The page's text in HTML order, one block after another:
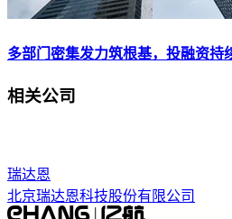
多部门密集发力筑根基，投融资持
相关公司
瑞达恩
北京瑞达恩科技股份有限公司